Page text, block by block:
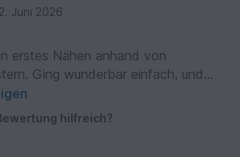
Juni 2026
erstes Nähen anhand von
Ging wunderbar einfach, und
ist sehr schön geworden. Die
perfekt.
hilfreich?